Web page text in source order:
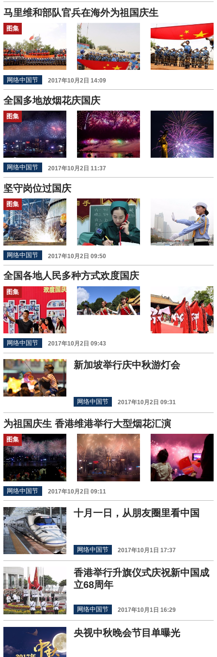
马里维和部队官兵在海外为祖国庆生
图集
网络中国节 2017年10月2日 14:09
全国多地放烟花庆国庆
图集
网络中国节 2017年10月2日 11:37
坚守岗位过国庆
图集
网络中国节 2017年10月2日 09:50
全国各地人民多种方式欢度国庆
图集
网络中国节 2017年10月2日 09:43
新加坡举行庆中秋游灯会
网络中国节 2017年10月2日 09:31
为祖国庆生 香港维港举行大型烟花汇演
图集
网络中国节 2017年10月2日 09:11
十月一日，从朋友圈里看中国
网络中国节 2017年10月1日 17:37
香港举行升旗仪式庆祝新中国成
立68周年
网络中国节 2017年10月1日 16:29
央视中秋晚会节目单曝光